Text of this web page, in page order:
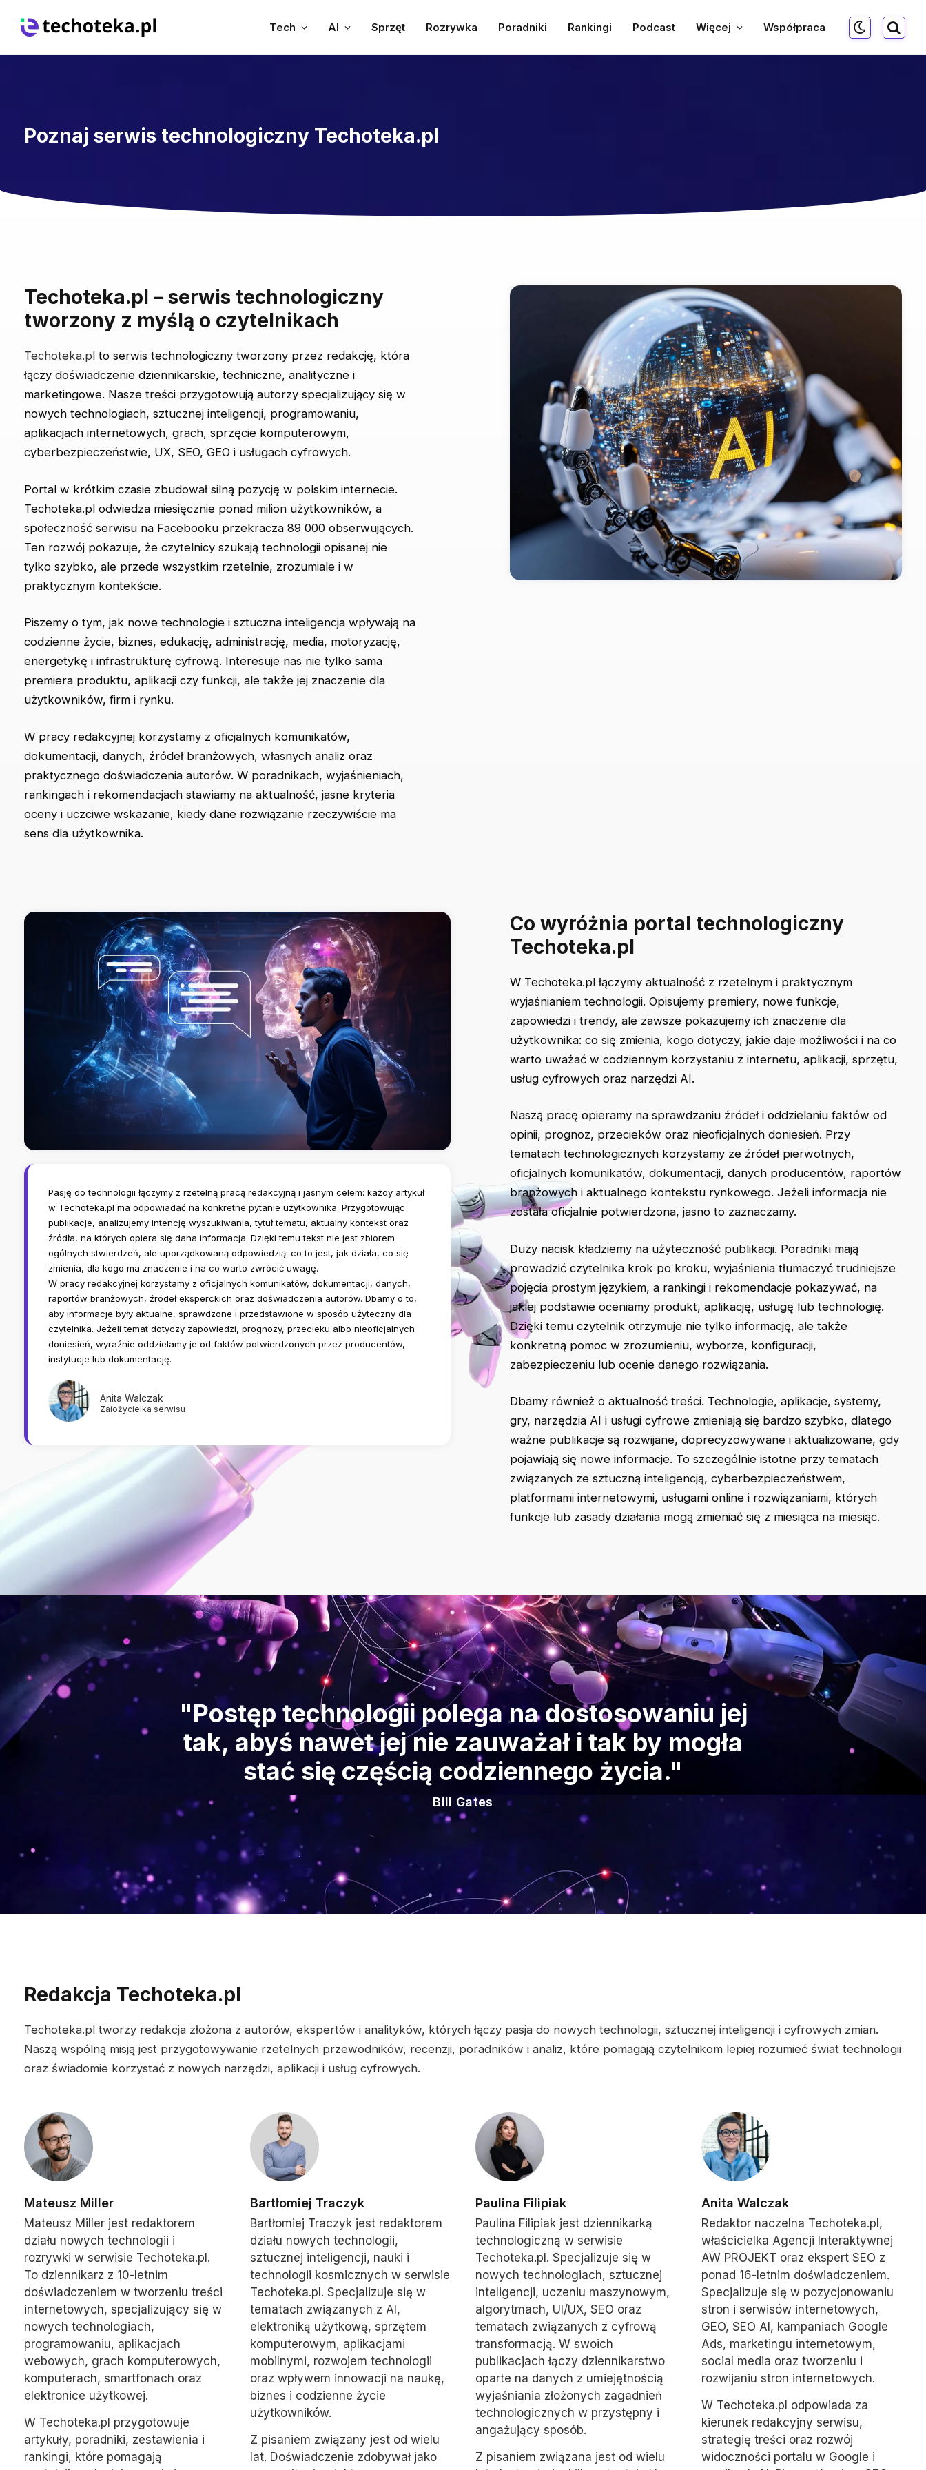
Tech AI Sprzęt Rozrywka Poradniki Rankingi Podcast Więcej Współpraca
Poznaj serwis technologiczny Techoteka.pl
Techoteka.pl – serwis technologiczny
tworzony z myślą o czytelnikach
Techoteka.pl to serwis technologiczny tworzony przez redakcję, która
łączy doświadczenie dziennikarskie, techniczne, analityczne i
marketingowe. Nasze treści przygotowują autorzy specjalizujący się w
nowych technologiach, sztucznej inteligencji, programowaniu,
aplikacjach internetowych, grach, sprzęcie komputerowym,
cyberbezpieczeństwie, UX, SEO, GEO i usługach cyfrowych.
Portal w krótkim czasie zbudował silną pozycję w polskim internecie.
Techoteka.pl odwiedza miesięcznie ponad milion użytkowników, a
społeczność serwisu na Facebooku przekracza 89 000 obserwujących.
Ten rozwój pokazuje, że czytelnicy szukają technologii opisanej nie
tylko szybko, ale przede wszystkim rzetelnie, zrozumiale i w
praktycznym kontekście.
Piszemy o tym, jak nowe technologie i sztuczna inteligencja wpływają na
codzienne życie, biznes, edukację, administrację, media, motoryzację,
energetykę i infrastrukturę cyfrową. Interesuje nas nie tylko sama
premiera produktu, aplikacji czy funkcji, ale także jej znaczenie dla
użytkowników, firm i rynku.
W pracy redakcyjnej korzystamy z oficjalnych komunikatów,
dokumentacji, danych, źródeł branżowych, własnych analiz oraz
praktycznego doświadczenia autorów. W poradnikach, wyjaśnieniach,
rankingach i rekomendacjach stawiamy na aktualność, jasne kryteria
oceny i uczciwe wskazanie, kiedy dane rozwiązanie rzeczywiście ma
sens dla użytkownika.
Pasję do technologii łączymy z rzetelną pracą redakcyjną i jasnym celem: każdy artykuł
w Techoteka.pl ma odpowiadać na konkretne pytanie użytkownika. Przygotowując
publikacje, analizujemy intencję wyszukiwania, tytuł tematu, aktualny kontekst oraz
źródła, na których opiera się dana informacja. Dzięki temu tekst nie jest zbiorem
ogólnych stwierdzeń, ale uporządkowaną odpowiedzią: co to jest, jak działa, co się
zmienia, dla kogo ma znaczenie i na co warto zwrócić uwagę.
W pracy redakcyjnej korzystamy z oficjalnych komunikatów, dokumentacji, danych,
raportów branżowych, źródeł eksperckich oraz doświadczenia autorów. Dbamy o to,
aby informacje były aktualne, sprawdzone i przedstawione w sposób użyteczny dla
czytelnika. Jeżeli temat dotyczy zapowiedzi, prognozy, przecieku albo nieoficjalnych
doniesień, wyraźnie oddzielamy je od faktów potwierdzonych przez producentów,
instytucje lub dokumentację.
Anita Walczak
Założycielka serwisu
Co wyróżnia portal technologiczny
Techoteka.pl
W Techoteka.pl łączymy aktualność z rzetelnym i praktycznym
wyjaśnianiem technologii. Opisujemy premiery, nowe funkcje,
zapowiedzi i trendy, ale zawsze pokazujemy ich znaczenie dla
użytkownika: co się zmienia, kogo dotyczy, jakie daje możliwości i na co
warto uważać w codziennym korzystaniu z internetu, aplikacji, sprzętu,
usług cyfrowych oraz narzędzi AI.
Naszą pracę opieramy na sprawdzaniu źródeł i oddzielaniu faktów od
opinii, prognoz, przecieków oraz nieoficjalnych doniesień. Przy
tematach technologicznych korzystamy ze źródeł pierwotnych,
oficjalnych komunikatów, dokumentacji, danych producentów, raportów
branżowych i aktualnego kontekstu rynkowego. Jeżeli informacja nie
została oficjalnie potwierdzona, jasno to zaznaczamy.
Duży nacisk kładziemy na użyteczność publikacji. Poradniki mają
prowadzić czytelnika krok po kroku, wyjaśnienia tłumaczyć trudniejsze
pojęcia prostym językiem, a rankingi i rekomendacje pokazywać, na
jakiej podstawie oceniamy produkt, aplikację, usługę lub technologię.
Dzięki temu czytelnik otrzymuje nie tylko informację, ale także
konkretną pomoc w zrozumieniu, wyborze, konfiguracji,
zabezpieczeniu lub ocenie danego rozwiązania.
Dbamy również o aktualność treści. Technologie, aplikacje, systemy,
gry, narzędzia AI i usługi cyfrowe zmieniają się bardzo szybko, dlatego
ważne publikacje są rozwijane, doprecyzowywane i aktualizowane, gdy
pojawiają się nowe informacje. To szczególnie istotne przy tematach
związanych ze sztuczną inteligencją, cyberbezpieczeństwem,
platformami internetowymi, usługami online i rozwiązaniami, których
funkcje lub zasady działania mogą zmieniać się z miesiąca na miesiąc.
"Postęp technologii polega na dostosowaniu jej
tak, abyś nawet jej nie zauważał i tak by mogła
stać się częścią codziennego życia."
Bill Gates
Redakcja Techoteka.pl
Techoteka.pl tworzy redakcja złożona z autorów, ekspertów i analityków, których łączy pasja do nowych technologii, sztucznej inteligencji i cyfrowych zmian.
Naszą wspólną misją jest przygotowywanie rzetelnych przewodników, recenzji, poradników i analiz, które pomagają czytelnikom lepiej rozumieć świat technologii
oraz świadomie korzystać z nowych narzędzi, aplikacji i usług cyfrowych.
Mateusz Miller
Mateusz Miller jest redaktorem
działu nowych technologii i
rozrywki w serwisie Techoteka.pl.
To dziennikarz z 10-letnim
doświadczeniem w tworzeniu treści
internetowych, specjalizujący się w
nowych technologiach,
programowaniu, aplikacjach
webowych, grach komputerowych,
komputerach, smartfonach oraz
elektronice użytkowej.
W Techoteka.pl przygotowuje
artykuły, poradniki, zestawienia i
rankingi, które pomagają
Bartłomiej Traczyk
Bartłomiej Traczyk jest redaktorem
działu nowych technologii,
sztucznej inteligencji, nauki i
technologii kosmicznych w serwisie
Techoteka.pl. Specjalizuje się w
tematach związanych z AI,
elektroniką użytkową, sprzętem
komputerowym, aplikacjami
mobilnymi, rozwojem technologii
oraz wpływem innowacji na naukę,
biznes i codzienne życie
użytkowników.
Z pisaniem związany jest od wielu
lat. Doświadczenie zdobywał jako
Paulina Filipiak
Paulina Filipiak jest dziennikarką
technologiczną w serwisie
Techoteka.pl. Specjalizuje się w
nowych technologiach, sztucznej
inteligencji, uczeniu maszynowym,
algorytmach, UI/UX, SEO oraz
tematach związanych z cyfrową
transformacją. W swoich
publikacjach łączy dziennikarstwo
oparte na danych z umiejętnością
wyjaśniania złożonych zagadnień
technologicznych w przystępny i
angażujący sposób.
Z pisaniem związana jest od wielu
Anita Walczak
Redaktor naczelna Techoteka.pl,
właścicielka Agencji Interaktywnej
AW PROJEKT oraz ekspert SEO z
ponad 16-letnim doświadczeniem.
Specjalizuje się w pozycjonowaniu
stron i serwisów internetowych,
GEO, SEO AI, kampaniach Google
Ads, marketingu internetowym,
social media oraz tworzeniu i
rozwijaniu stron internetowych.
W Techoteka.pl odpowiada za
kierunek redakcyjny serwisu,
strategię treści oraz rozwój
widoczności portalu w Google i